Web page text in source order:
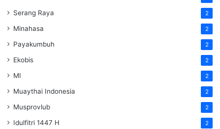
Serang Raya 2
Minahasa 2
Payakumbuh 2
Ekobis 2
MI 2
Muaythai Indonesia 2
Musprovlub 2
Idulfitri 1447 H 2